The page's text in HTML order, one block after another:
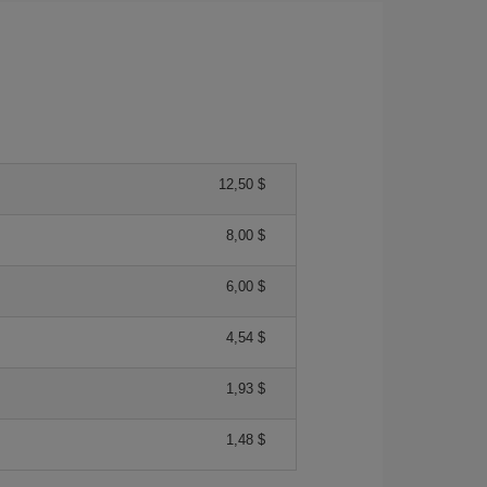
12,50 $
8,00 $
6,00 $
4,54 $
1,93 $
1,48 $